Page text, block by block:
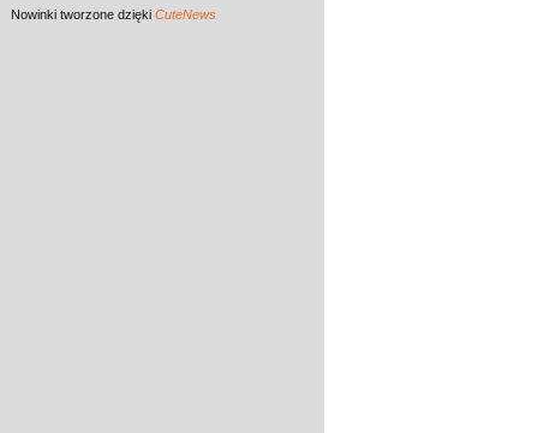
Nowinki tworzone dzięki CuteNews